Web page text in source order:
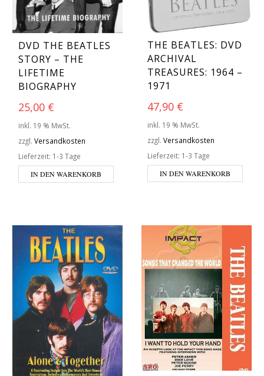
DVD THE BEATLES
STORY – THE
LIFETIME
BIOGRAPHY
25,00 €
inkl. 19 % MwSt.
zzgl. Versandkosten
Lieferzeit: 1-3 Tage
IN DEN WARENKORB
THE BEATLES: DVD
ARCHIVAL
TREASURES: 1964 –
1971
47,90 €
inkl. 19 % MwSt.
zzgl. Versandkosten
Lieferzeit: 1-3 Tage
IN DEN WARENKORB